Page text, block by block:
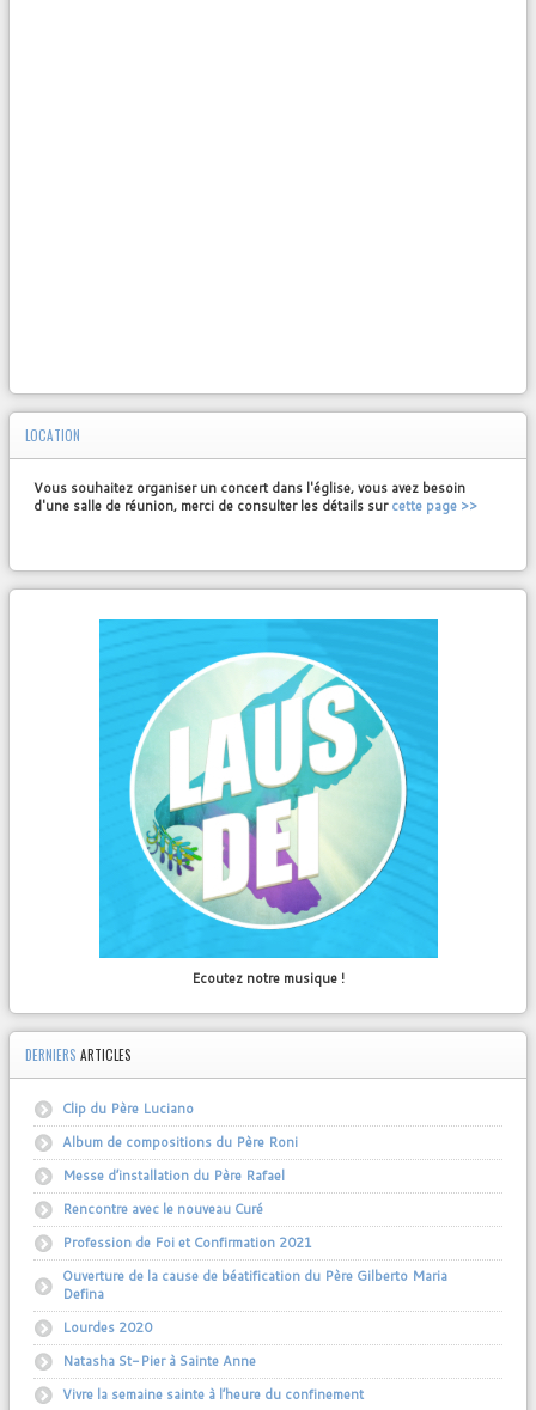
LOCATION
Vous souhaitez organiser un concert dans l'église, vous avez besoin
d'une salle de réunion, merci de consulter les détails surcette page >>
Ecoutez notre musique !
DERNIERS ARTICLES
Clip du Père Luciano
Album de compositions du Père Roni
Messe d’installation du Père Rafael
Rencontre avec le nouveau Curé
Profession de Foi et Confirmation 2021
Ouverture de la cause de béatification du Père Gilberto Maria
Defina
Lourdes 2020
Natasha St-Pier à Sainte Anne
Vivre la semaine sainte à l’heure du confinement